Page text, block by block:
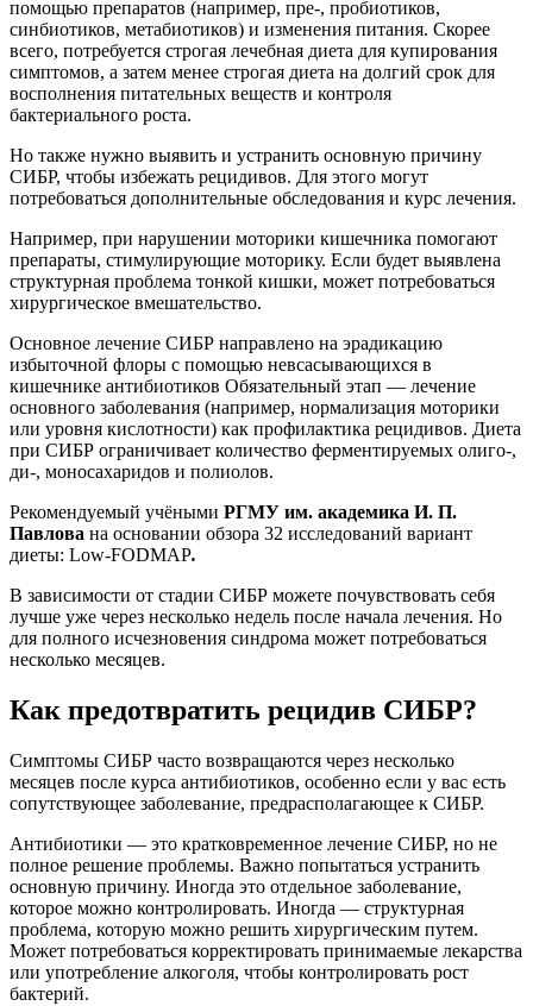
помощью препаратов (например, пре-, пробиотиков,
синбиотиков, метабиотиков) и изменения питания. Скорее
всего, потребуется строгая лечебная диета для купирования
симптомов, а затем менее строгая диета на долгий срок для
восполнения питательных веществ и контроля
бактериального роста.
Но также нужно выявить и устранить основную причину
СИБР, чтобы избежать рецидивов. Для этого могут
потребоваться дополнительные обследования и курс лечения.
Например, при нарушении моторики кишечника помогают
препараты, стимулирующие моторику. Если будет выявлена ​​
структурная проблема тонкой кишки, может потребоваться
хирургическое вмешательство.
Основное лечение СИБР направлено на эрадикацию
избыточной флоры с помощью невсасывающихся в
кишечнике антибиотиков Обязательный этап — лечение
основного заболевания (например, нормализация моторики
или уровня кислотности) как профилактика рецидивов. Диета
при СИБР ограничивает количество ферментируемых олиго-,
ди-, моносахаридов и полиолов.
Рекомендуемый учёными РГМУ им. академика И. П.
Павлова на основании обзора 32 исследований вариант
диеты: Low-FODMAP.
В зависимости от стадии СИБР можете почувствовать себя
лучше уже через несколько недель после начала лечения. Но
для полного исчезновения синдрома может потребоваться
несколько месяцев.
Как предотвратить рецидив СИБР?
Симптомы СИБР часто возвращаются через несколько
месяцев после курса антибиотиков, особенно если у вас есть
сопутствующее заболевание, предрасполагающее к СИБР.
Антибиотики — это кратковременное лечение СИБР, но не
полное решение проблемы. Важно попытаться устранить
основную причину. Иногда это отдельное заболевание,
которое можно контролировать. Иногда — структурная
проблема, которую можно решить хирургическим путем.
Может потребоваться корректировать принимаемые лекарства
или употребление алкоголя, чтобы контролировать рост
бактерий.